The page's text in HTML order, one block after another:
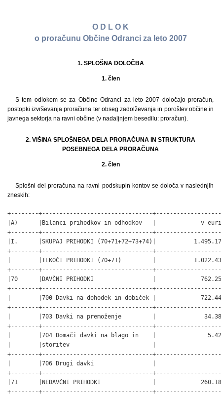
O D L O K
o proračunu Občine Odranci za leto 2007
1. SPLOŠNA DOLOČBA
1. člen
S tem odlokom se za Občino Odranci za leto 2007 določajo proračun,
postopki izvrševanja proračuna ter obseg zadolževanja in poroštev občine in
javnega sektorja na ravni občine (v nadaljnjem besedilu: proračun).
2. VIŠINA SPLOŠNEGA DELA PRORAČUNA IN STRUKTURA
POSEBNEGA DELA PRORAČUNA
2. člen
Splošni del proračuna na ravni podskupin kontov se določa v naslednjih
zneskih:
+--------+--------------------------------
|A)      |Bilanci prihodkov in odhodkov   |             v
+--------+--------------------------------
|I.      |SKUPAJ PRIHODKI (70+71+72+73+74)|
+--------+--------------------------------
|        |TEKOČI PRIHODKI (70+71)         |
+--------+--------------------------------
|70      |DAVČNI PRIHODKI                 |
+--------+--------------------------------
|        |700 Davki na dohodek in dobiček |
+--------+--------------------------------
|        |703 Davki na premoženje         |
+--------+--------------------------------
|        |704 Domači davki na blago in    |
|        |storitev                        |
+--------+--------------------------------
|        |706 Drugi davki                 |
+--------+--------------------------------
|71      |NEDAVČNI PRIHODKI               |
+--------+--------------------------------